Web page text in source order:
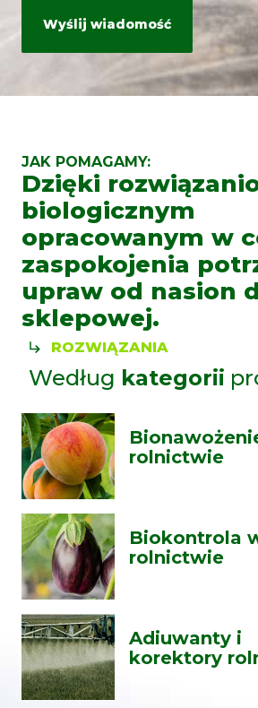
Google.
JAK POMAGAMY:
Dzięki
biologicznym
opracowanym w
zaspokojenia
upraw od nasion
sklepowej.
ROZWIĄZANIA
Według kategorii
rolnictwie
Biokontrola
rolnictwie
Adiuwanty i
korektory